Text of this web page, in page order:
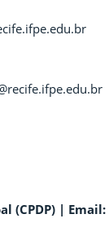
(CPDP) | Email: